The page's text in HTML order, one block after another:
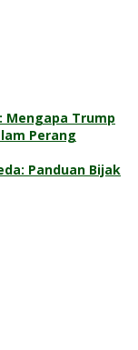
Mengapa Trump
Perang
Panduan Bijak